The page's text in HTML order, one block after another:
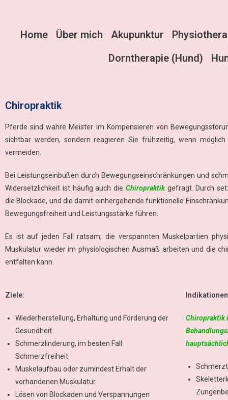
Home Über mich Akupunktur
Dorntherapie (Hund)
Chiropraktik
Pferde sind wahre Meister im Kompensieren von
sichtbar werden, sondern reagieren Sie frühzeitig, wenn
vermeiden.
Bei Leistungseinbußen durch Bewegungseinschränkungen und
Widersetzlichkeit ist häufig auch die Chiropraktikgefragt. Durch
die Blockade, und die damit einhergehende funktionelle
Bewegungsfreiheit und Leistungsstärke führen.
Es ist auf jeden Fall ratsam, die verspannten Muskelpartien
Muskulatur wieder im physiologischen Ausmaß arbeiten und die
entfalten kann.
Ziele:
Wiederherstellung, Erhaltung und Förderung der
Gesundheit
Schmerzlinderung, im besten Fall
Schmerzfreiheit
Muskelaufbau oder zumindest Erhalt der
vorhandenen Muskulatur
Lösen von Blockaden und Verspannungen
Chiropraktik